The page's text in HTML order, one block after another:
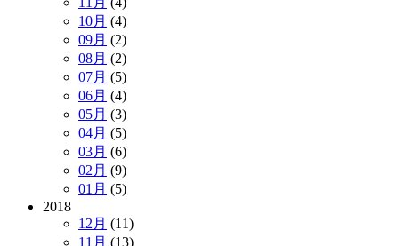
10月 (4)
09月 (2)
08月 (2)
07月 (5)
06月 (4)
05月 (3)
04月 (5)
03月 (6)
02月 (9)
01月 (5)
2018
12月 (11)
11月 (13)